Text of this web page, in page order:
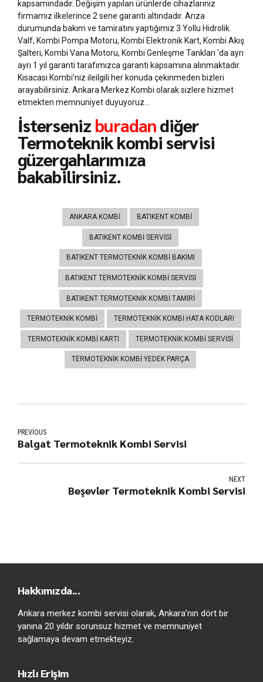
kapsamındadır. Değişim yapılan ürünlerde cihazlarınız
firmamız ilkelerince 2 sene garanti altındadır. Arıza
durumunda bakım ve tamiratını yaptığımız 3 Yollu Hidrolik
Valf, Kombi Pompa Motoru, Kombi Elektronik Kart, Kombi Akış
Şalteri, Kombi Vana Motoru, Kombi Genleşme Tankları ‘da ayrı
ayrı 1 yıl garanti tarafımızca garanti kapsamına alınmaktadır.
Kısacası Kombi’niz ileilgili her konuda çekinmeden bizleri
arayabilirsiniz. Ankara Merkez Kombi olarak sizlere hizmet
etmekten memnuniyet duyuyoruz…
İsterseniz buradandiğer
Termoteknik kombi servisi
güzergahlarımıza
bakabilirsiniz.
ANKARA KOMBI BATIKENT KOMBI
BATIKENT KOMBI SERVISI
BATIKENT TERMOTEKNIK KOMBI BAKIMI
BATIKENT TERMOTEKNIK KOMBI SERVISI
BATIKENT TERMOTEKNIK KOMBI TAMIRI
TERMOTEKNIK KOMBI TERMOTEKNIK KOMBI HATA KODLARI
TERMOTEKNIK KOMBI KARTI TERMOTEKNIK KOMBI SERVISI
TERMOTEKNIK KOMBI YEDEK PARÇA
PREVIOUS
Balgat Termoteknik Kombi Servisi
NEXT
Beşevler Termoteknik Kombi Servisi
Hakkımızda...
Ankara merkez kombi servisi olarak, Ankara’nın dört bir
yanına 20 yıldır sorunsuz hizmet ve memnuniyet
sağlamaya devam etmekteyiz.
Hızlı Erişim